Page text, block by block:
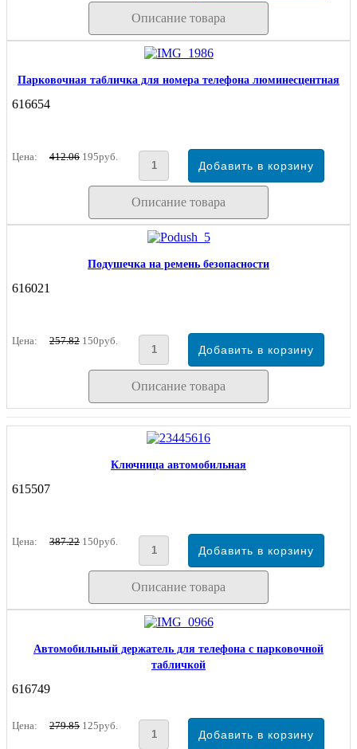
Описание товара
Парковочная табличка для номера телефона люминесцентная
616654
Цена: 412.06 195руб.
Описание товара
Подушечка на ремень безопасности
616021
Цена: 257.82 150руб.
Описание товара
Ключница автомобильная
615507
Цена: 387.22 150руб.
Описание товара
Автомобильный держатель для телефона с парковочной
табличкой
616749
Цена: 279.85 125руб.